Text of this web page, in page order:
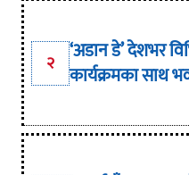
२ ‘अडान डे’ देशभर
कार्यक्रमका साथ